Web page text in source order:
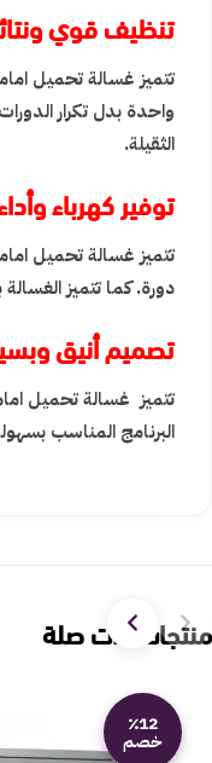
تنظيف قوي
واحدة بدل تكرار
الثقيلة.
توفير كهرباء
تتميز غسالة تحميل
دورة. كما تتميز
تصميم أنيق
تتميز غسالة تحميل
البرنامج المناسب
منتجات ذات صلة
٪12
خصم